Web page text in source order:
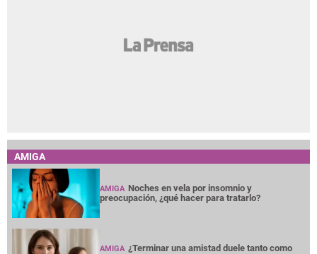
AMIGA
AMIGA Noches en vela por insomnio y
preocupación, ¿qué hacer para tratarlo?
AMIGA ¿Terminar una amistad duele tanto como